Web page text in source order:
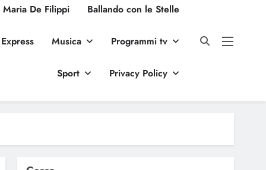
De Filippi Ballando con le Stelle
Musica Programmi tv
Sport Privacy Policy